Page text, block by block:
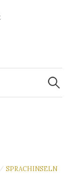
Suchen
nach:
/ SPRACHINSELN